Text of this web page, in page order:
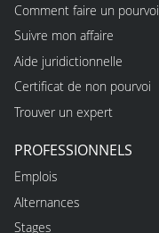
Comment faire un pourvoi
Suivre mon affaire
Aide juridictionnelle
Certificat de non pourvoi
Trouver un expert
PROFESSIONNELS
Emplois
Alternances
Stages